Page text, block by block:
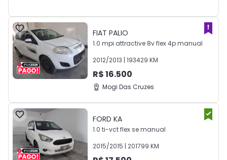
FIAT PALIO
1.0 mpi attractive 8v flex 4p manual
2012/2013 | 193429 KM
R$16.500
Mogi Das Cruzes
FORD KA
1.0 ti-vct flex se manual
2015/2015 | 201799 KM